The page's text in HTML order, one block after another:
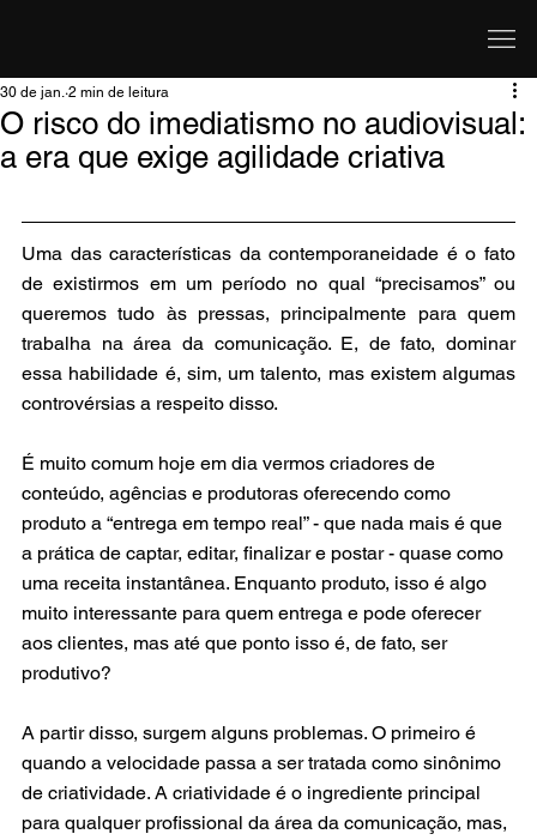
O risco do imediatismo no audiovisual:
a era que exige agilidade criativa
30 de jan. 2 min de leitura
Uma das características da contemporaneidade é o fato
de existirmos em um período no qual “precisamos” ou
queremos tudo às pressas, principalmente para quem
trabalha na área da comunicação. E, de fato, dominar
essa habilidade é, sim, um talento, mas existem algumas
controvérsias a respeito disso.
É muito comum hoje em dia vermos criadores de
conteúdo, agências e produtoras oferecendo como
produto a “entrega em tempo real” - que nada mais é que
a prática de captar, editar, finalizar e postar - quase como
uma receita instantânea. Enquanto produto, isso é algo
muito interessante para quem entrega e pode oferecer
aos clientes, mas até que ponto isso é, de fato, ser
produtivo?
A partir disso, surgem alguns problemas. O primeiro é
quando a velocidade passa a ser tratada como sinônimo
de criatividade. A criatividade é o ingrediente principal
para qualquer profissional da área da comunicação, mas,